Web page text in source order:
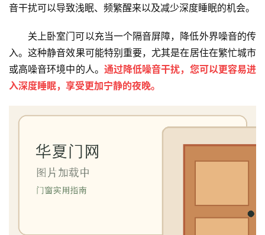
音干扰可以导致浅眠、频繁醒来以及减少深度睡眠的机会。
关上卧室门可以充当一个隔音屏障，降低外界噪音的传
入。这种静音效果可能特别重要，尤其是在居住在繁忙城市
或高噪音环境中的人。 通过降低噪音干扰，您可以更容易进
入深度睡眠，享受更加宁静的夜晚。